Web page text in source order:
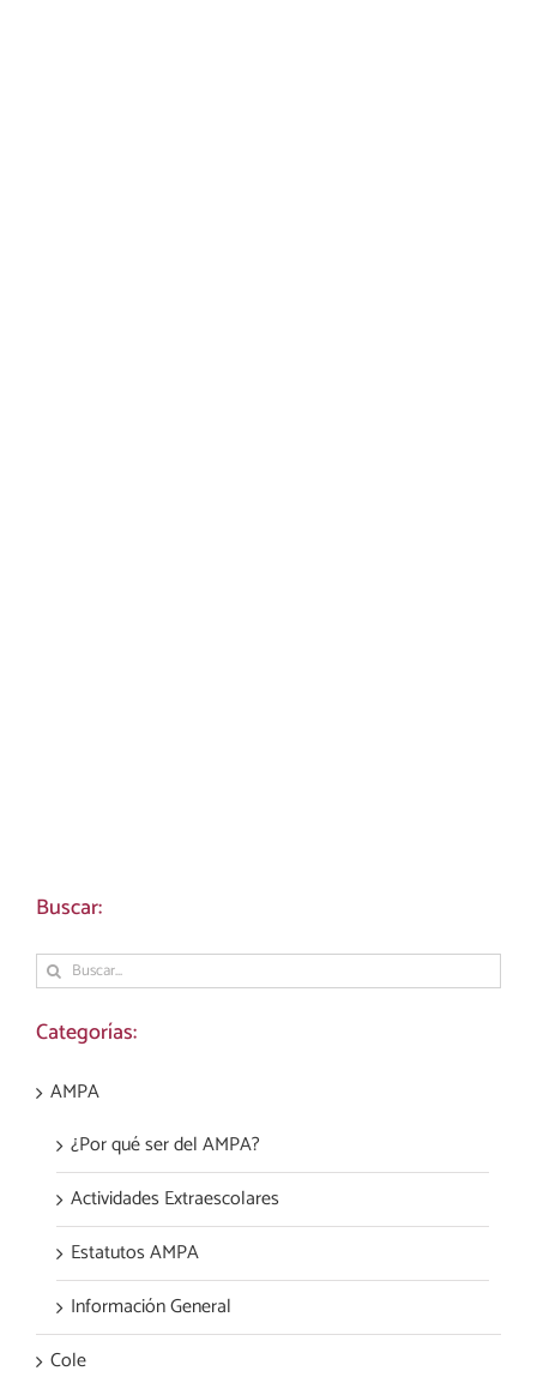
Buscar:
Buscar:
Categorías:
AMPA
¿Por qué ser del AMPA?
Actividades Extraescolares
Estatutos AMPA
Información General
Cole